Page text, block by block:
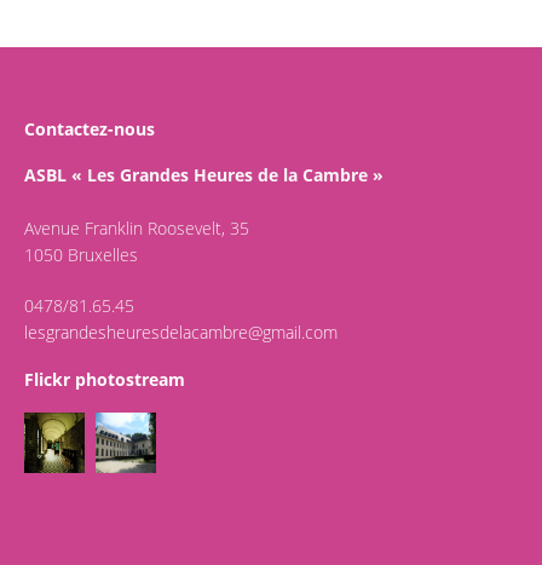
Contactez-nous
ASBL « Les Grandes Heures de la Cambre »
Avenue Franklin Roosevelt, 35
1050 Bruxelles
0478/81.65.45
lesgrandesheuresdelacambre@gmail.com
Flickr photostream